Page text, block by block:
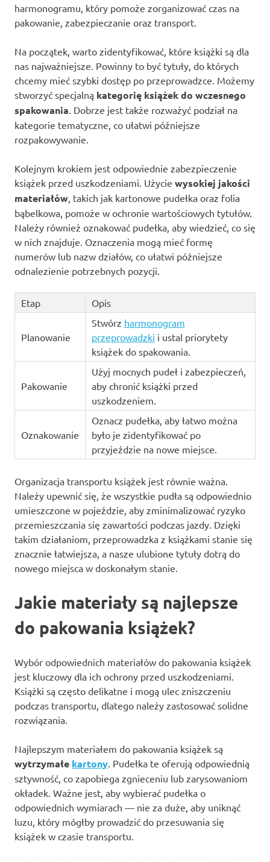
harmonogramu, który pomoże zorganizować czas na
pakowanie, zabezpieczanie oraz transport.
Na początek, warto zidentyfikować, które książki są dla
nas najważniejsze. Powinny to być tytuły, do których
chcemy mieć szybki dostęp po przeprowadzce. Możemy
stworzyć specjalną kategorię książek do wczesnego
spakowania . Dobrze jest także rozważyć podział na
kategorie tematyczne, co ułatwi późniejsze
rozpakowywanie.
Kolejnym krokiem jest odpowiednie zabezpieczenie
książek przed uszkodzeniami. Użycie wysokiej jakości
materiałów , takich jak kartonowe pudełka oraz folia
bąbelkowa, pomoże w ochronie wartościowych tytułów.
Należy również oznakować pudełka, aby wiedzieć, co się
w nich znajduje. Oznaczenia mogą mieć formę
numerów lub nazw działów, co ułatwi późniejsze
odnalezienie potrzebnych pozycji.
Etap Opis
Planowanie
Stwórz harmonogram
przeprowadzki i ustal priorytety
książek do spakowania.
Pakowanie
Użyj mocnych pudeł i zabezpieczeń,
aby chronić książki przed
uszkodzeniem.
Oznakowanie
Oznacz pudełka, aby łatwo można
było je zidentyfikować po
przyjeździe na nowe miejsce.
Organizacja transportu książek jest równie ważna.
Należy upewnić się, że wszystkie pudła są odpowiednio
umieszczone w pojeździe, aby zminimalizować ryzyko
przemieszczania się zawartości podczas jazdy. Dzięki
takim działaniom, przeprowadzka z książkami stanie się
znacznie łatwiejsza, a nasze ulubione tytuły dotrą do
nowego miejsca w doskonałym stanie.
Jakie materiały są najlepsze
do pakowania książek?
Wybór odpowiednich materiałów do pakowania książek
jest kluczowy dla ich ochrony przed uszkodzeniami.
Książki są często delikatne i mogą ulec zniszczeniu
podczas transportu, dlatego należy zastosować solidne
rozwiązania.
Najlepszym materiałem do pakowania książek są
wytrzymałe kartony . Pudełka te oferują odpowiednią
sztywność, co zapobiega zgnieceniu lub zarysowaniom
okładek. Ważne jest, aby wybierać pudełka o
odpowiednich wymiarach — nie za duże, aby uniknąć
luzu, który mógłby prowadzić do przesuwania się
książek w czasie transportu.